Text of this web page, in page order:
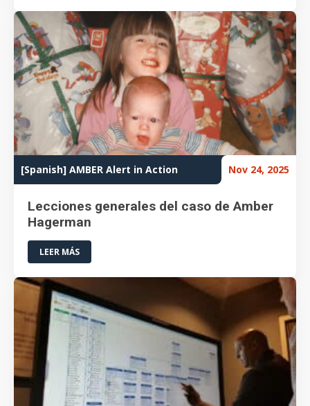
[Spanish] AMBER Alert in Action Nov 24, 2025
Lecciones generales del caso de Amber
Hagerman
LEER MÁS